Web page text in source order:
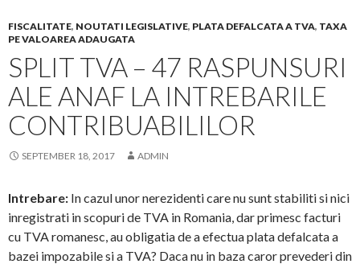
FISCALITATE, NOUTATI LEGISLATIVE, PLATA DEFALCATA A TVA, TAXA
PE VALOAREA ADAUGATA
SPLIT TVA – 47 RASPUNSURI
ALE ANAF LA INTREBARILE
CONTRIBUABILILOR
SEPTEMBER 18, 2017 ADMIN
Intrebare: In cazul unor nerezidenti care nu sunt stabiliti si nici
inregistrati in scopuri de TVA in Romania, dar primesc facturi
cu TVA romanesc, au obligatia de a efectua plata defalcata a
bazei impozabile si a TVA? Daca nu in baza caror prevederi din